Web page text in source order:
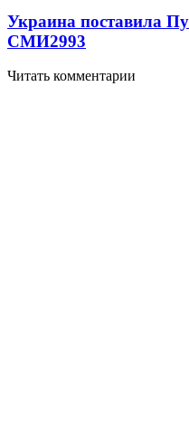
Украина поставила
СМИ2993
Читать комментарии